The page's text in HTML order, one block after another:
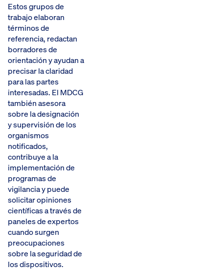
Estos grupos de
trabajo elaboran
términos de
referencia, redactan
borradores de
orientación y ayudan a
precisar la claridad
para las partes
interesadas. El MDCG
también asesora
sobre la designación
y supervisión de los
organismos
notificados,
contribuye a la
implementación de
programas de
vigilancia y puede
solicitar opiniones
científicas a través de
paneles de expertos
cuando surgen
preocupaciones
sobre la seguridad de
los dispositivos.